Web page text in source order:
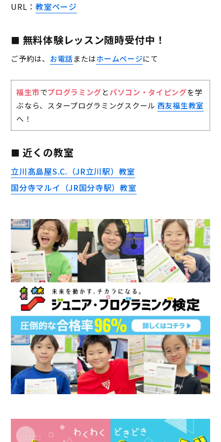
URL：教室ページ
無料体験レッスン随時受付中！
ご予約は、 お電話またはホームページにて
福生市でプログラミングとパソコン・タイピングを学
ぶなら、スタープログラミングスクール 西友福生教室
へ！
近くの教室
立川髙島屋S.C.（JR立川駅）教室
国分寺マルイ（JR国分寺駅）教室